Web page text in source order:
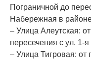
Пограничной до
Набережная в
– Улица Алеутская:
пересечения с ул. 1-
– Улица Тигровая: от